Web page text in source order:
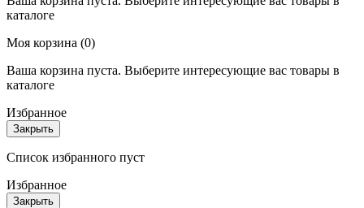
каталоге
Моя корзина (0)
Ваша корзина пуста. Выберите интересующие вас товары в
каталоге
Избранное
Закрыть
Список избранного пуст
Избранное
Закрыть